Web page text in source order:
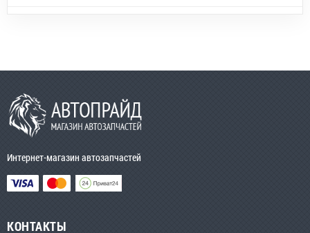
Интернет-магазин автозапчастей
КОНТАКТЫ